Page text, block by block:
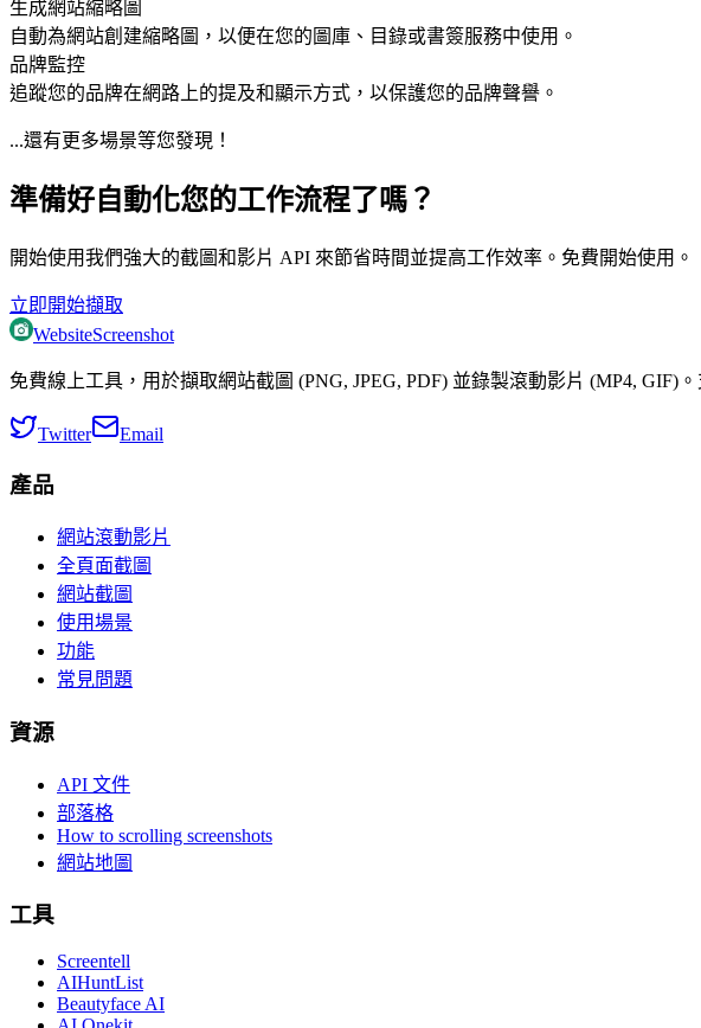
生成網站縮略圖
自動為網站創建縮略圖，以便在您的圖庫、目錄或書簽服務中使用。
品牌監控
追蹤您的品牌在網路上的提及和顯示方式，以保護您的品牌聲譽。
...還有更多場景等您發現！
準備好自動化您的工作流程了嗎？
開始使用我們強大的截圖和影片 API 來節省時間並提高工作效率。免費開始使用。
立即開始擷取
WebsiteScreenshot
免費線上工具，用於擷取網站截圖 (PNG, JPEG, PDF) 並錄製滾動影片 (MP4, GIF)
Twitter Email
產品
網站滾動影片
全頁面截圖
網站截圖
使用場景
功能
常見問題
資源
API 文件
部落格
How to scrolling screenshots
網站地圖
工具
Screentell
AIHuntList
Beautyface AI